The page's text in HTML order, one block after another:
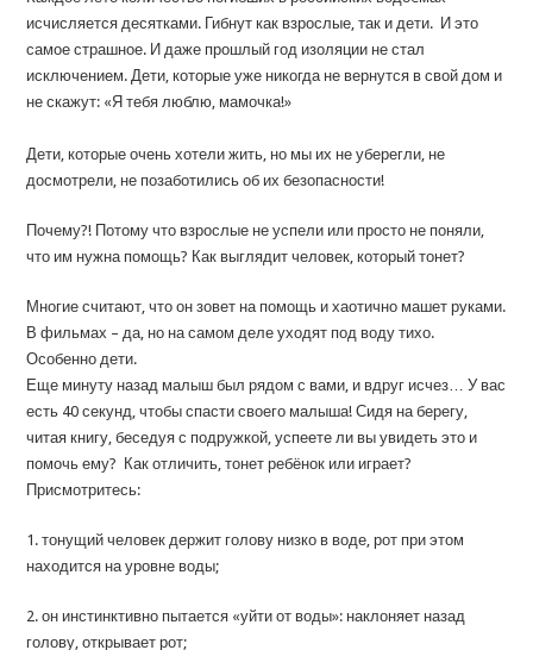
исчисляется десятками. Гибнут как взрослые, так и дети. И это
самое страшное. И даже прошлый год изоляции не стал
исключением. Дети, которые уже никогда не вернутся в свой дом и
не скажут: «Я тебя люблю, мамочка!»
Дети, которые очень хотели жить, но мы их не уберегли, не
досмотрели, не позаботились об их безопасности!
Почему?! Потому что взрослые не успели или просто не поняли,
что им нужна помощь? Как выглядит человек, который тонет?
Многие считают, что он зовет на помощь и хаотично машет руками.
В фильмах – да, но на самом деле уходят под воду тихо.
Особенно дети.
Еще минуту назад малыш был рядом с вами, и вдруг исчез… У вас
есть 40 секунд, чтобы спасти своего малыша! Сидя на берегу,
читая книгу, беседуя с подружкой, успеете ли вы увидеть это и
помочь ему? Как отличить, тонет ребёнок или играет?
Присмотритесь:
1. тонущий человек держит голову низко в воде, рот при этом
находится на уровне воды;
2. он инстинктивно пытается «уйти от воды»: наклоняет назад
голову, открывает рот;